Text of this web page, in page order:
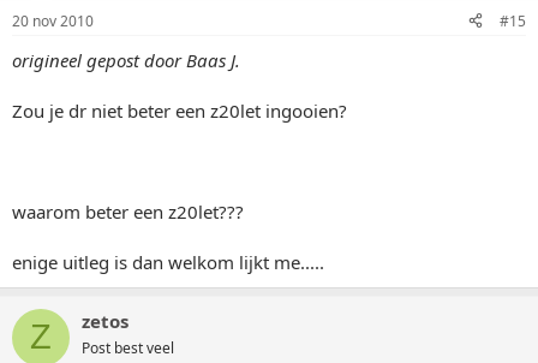
20 nov 2010 #15
origineel gepost door Baas J.
Zou je dr niet beter een z20let ingooien?
waarom beter een z20let???
enige uitleg is dan welkom lijkt me.....
Z zetos
Post best veel